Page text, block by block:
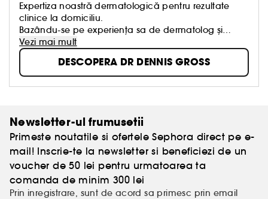
Expertiza noastră dermatologică pentru rezultate
clinice la domiciliu.
Bazându-se pe experiența sa de dermatolog și
cercetător în domeniul cancerului de piele, doctorul
Dennis Gross a dezvoltat produse de îngrijire
eficiente, testate clinic și care răspund diferitelor
problematici ale pielii.
Vezi mai mult
DESCOPERA DR DENNIS GROSS
Newsletter-ul frumusetii
Primeste noutatile si ofertele Sephora direct pe e-
mail! Inscrie-te la newsletter si beneficiezi de un
voucher de 50 lei pentru urmatoarea ta
comanda de minim 300 lei
Prin inregistrare, sunt de acord sa primesc prin email